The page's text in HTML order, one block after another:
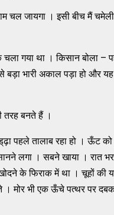
चल जायगा । इसी बीच मैं
गया था । किसान बोला –
भारी अकाल पड़ा हो और
बनते हैं ।
पहले तालाब रहा हो । ऊँट को
लगा । सबने खाया । रात
के फिराक में था । चूहों की
। मोर भी एक ऊँचे पत्थर पर